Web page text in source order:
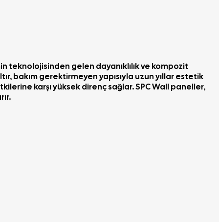
teknolojisinden gelen dayanıklılık ve kompozit
bakım gerektirmeyen yapısıyla uzun yıllar estetik
karşıyüksek dirençsağlar. SPC Wall paneller,